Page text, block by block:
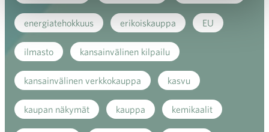
energiatehokkuus erikoiskauppa EU
ilmasto kansainvälinen kilpailu
kansainvälinen verkkokauppa kasvu
kaupan näkymät kauppa kemikaalit